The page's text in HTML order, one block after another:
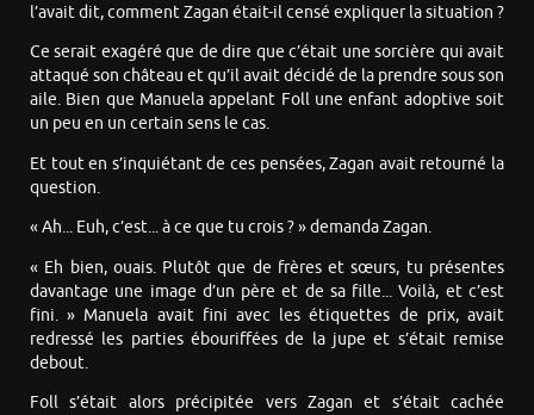
l’avait dit, comment Zagan était-il censé expliquer la situation ?
Ce serait exagéré que de dire que c’était une sorcière qui avait
attaqué son château et qu’il avait décidé de la prendre sous son
aile. Bien que Manuela appelant Foll une enfant adoptive soit
un peu en un certain sens le cas.
Et tout en s’inquiétant de ces pensées, Zagan avait retourné la
question.
« Ah... Euh, c’est... à ce que tu crois ? » demanda Zagan.
« Eh bien, ouais. Plutôt que de frères et sœurs, tu présentes
davantage une image d’un père et de sa fille... Voilà, et c’est
fini. » Manuela avait fini avec les étiquettes de prix, avait
redressé les parties ébouriffées de la jupe et s’était remise
debout.
Foll s’était alors précipitée vers Zagan et s’était cachée